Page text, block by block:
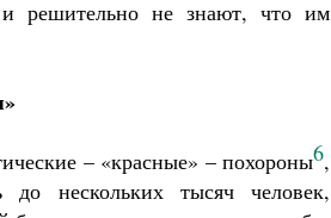
и решительно не знают, что им
– «красные» – похороны6,
нескольких тысяч человек,